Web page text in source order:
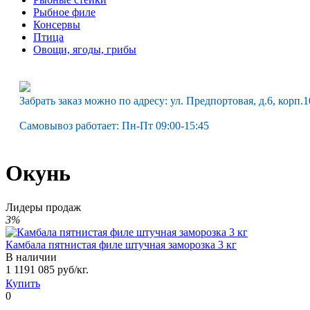
Рыбное филе
Консервы
Птица
Овощи, ягоды, грибы
Забрать заказ можно по адресу: ул. Предпортовая, д.6,
Самовывоз работает: Пн-Пт 09:00-15:45
Окунь
Лидеры продаж
3%
Камбала пятнистая филе штучная заморозка 3 кг
В наличии
1 1191 085 руб/кг.
Купить
0